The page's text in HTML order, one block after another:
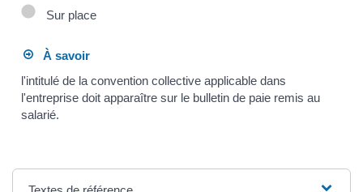
Sur place
À savoir
l'intitulé de la convention collective applicable dans
l'entreprise doit apparaître sur le bulletin de paie remis au
salarié.